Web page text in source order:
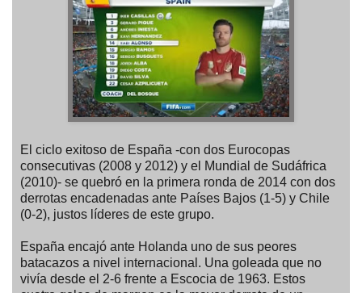
El ciclo exitoso de España -con dos Eurocopas
consecutivas (2008 y 2012) y el Mundial de Sudáfrica
(2010)- se quebró en la primera ronda de 2014 con dos
derrotas encadenadas ante Países Bajos (1-5) y Chile
(0-2), justos líderes de este grupo.
España encajó ante Holanda uno de sus peores
batacazos a nivel internacional. Una goleada que no
vivía desde el 2-6 frente a Escocia de 1963. Estos